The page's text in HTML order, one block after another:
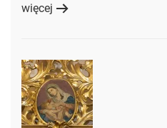
więcej